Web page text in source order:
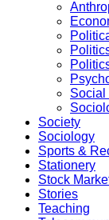
Social
Society
Sociology
Sports &
Stationery
Stock
Stories
Teaching